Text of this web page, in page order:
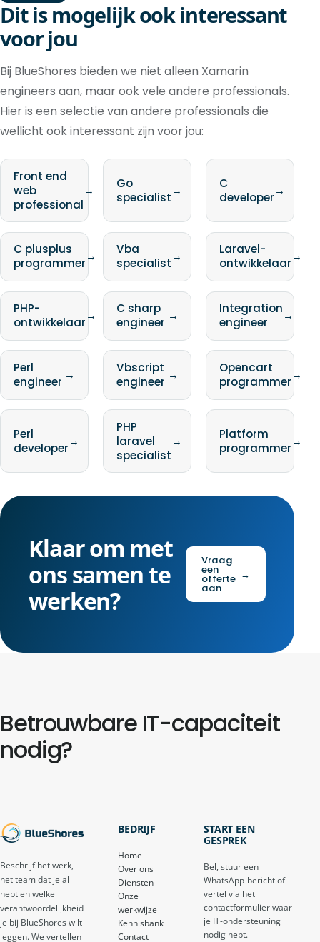
Dit is mogelijk ook interessant
voor jou
Bij BlueShores bieden we niet alleen Xamarin
engineers aan, maar ook vele andere professionals.
Hier is een selectie van andere professionals die
wellicht ook interessant zijn voor jou:
Front end
web
professional
→
Go
specialist→
C
developer→
C plusplus
programmer→
Vba
specialist→
Laravel-
ontwikkelaar→
PHP-
ontwikkelaar→
C sharp
engineer →
Integration
engineer
→
Perl
engineer →
Vbscript
engineer →
Opencart
programmer→
Perl
developer→
PHP
laravel
specialist
→
Platform
programmer→
Klaar om met
ons samen te
werken?
Vraag
een
offerte
aan
→
Betrouwbare IT-capaciteit
nodig?
Beschrijf het werk,
het team dat je al
hebt en welke
verantwoordelijkheid
je bij BlueShores wilt
leggen. We vertellen
BEDRIJF
Home
Over ons
Diensten
Onze
werkwijze
Kennisbank
Contact
START EEN
GESPREK
Bel, stuur een
WhatsApp-bericht of
vertel via het
contactformulier waar
je IT-ondersteuning
nodig hebt.